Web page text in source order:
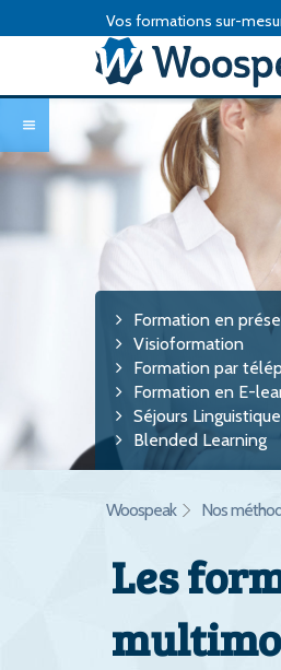
Vos formations sur-
Formation en
Visioformation
Formation par
Formation en E-
Séjours
Blended Learning
Woospeak Nos
Les